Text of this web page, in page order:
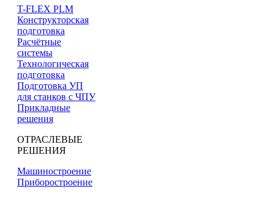
T-FLEX PLM
Конструкторская
подготовка
Расчётные
системы
Технологическая
подготовка
Подготовка УП
для станков с ЧПУ
Прикладные
решения
ОТРАСЛЕВЫЕ
РЕШЕНИЯ
Машиностроение
Приборостроение